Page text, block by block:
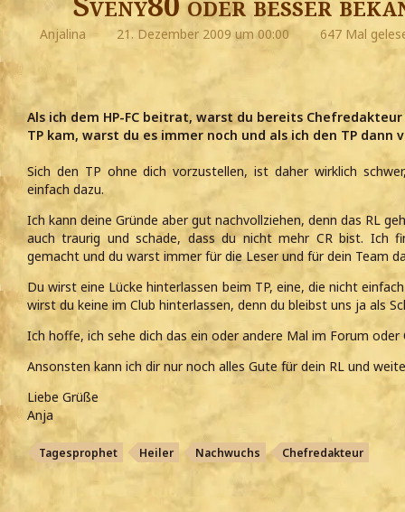
Anjalina 21. Dezember 2009 um 00:00 647 Mal
Als ich dem HP-FC beitrat, warst du bereits
TP kam, warst du es immer noch und als ich den TP dann
Sich den TP ohne dich vorzustellen, ist daher wirklich
einfach dazu.
Ich kann deine Gründe aber gut nachvollziehen, denn das RL
auch traurig und schade, dass du nicht mehr CR bist. Ich
gemacht und du warst immer für die Leser und für dein Team
Du wirst eine Lücke hinterlassen beim TP, eine, die nicht
wirst du keine im Club hinterlassen, denn du bleibst uns ja als
Ich hoffe, ich sehe dich das ein oder andere Mal im Forum
Ansonsten kann ich dir nur noch alles Gute für dein RL und
Liebe Grüße
Anja
Tagesprophet Heiler Nachwuchs Chefredakteur